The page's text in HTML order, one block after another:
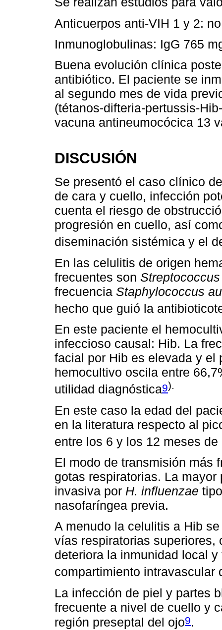
Anticuerpos anti-VIH 1 y 2:
Inmunoglobulinas: IgG 765
Buena evolución clínica
antibiótico. El paciente se
al segundo mes de vida
(tétanos-difteria-pertussis-
vacuna antineumocócica 13
DISCUSIÓN
Se presentó el caso clínico
de cara y cuello, infección
cuenta el riesgo de
progresión en cuello, así
diseminación sistémica y el
En las celulitis de origen
frecuentes son
frecuencia Staphylococcus
hecho que guió la
En este paciente el
infeccioso causal: Hib. La
facial por Hib es elevada y el
hemocultivo oscila entre
utilidad diagnóstica9).
En este caso la edad del
en la literatura respecto al
entre los 6 y los 12 meses de
El modo de transmisión más
gotas respiratorias. La
invasiva por H. influenzae
nasofaríngea previa.
A menudo la celulitis a Hib
vías respiratorias superiores,
deteriora la inmunidad local
compartimiento intravascular
La infección de piel y partes
frecuente a nivel de cuello y
región preseptal del ojo9.